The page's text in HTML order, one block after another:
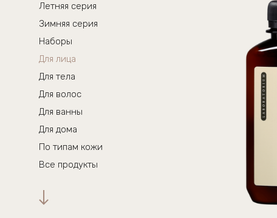
Летняя серия
Зимняя серия
Наборы
Для лица
Для тела
Для волос
Для ванны
Для дома
По типам кожи
Все продукты